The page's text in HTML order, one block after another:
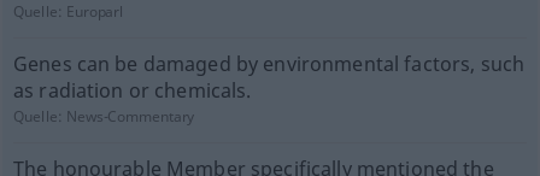
Quelle: Europarl
Genes can be damaged by environmental factors, such
as radiation or chemicals.
Quelle: News-Commentary
The honourable Member specifically mentioned the